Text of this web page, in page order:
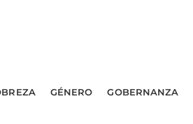
GÉNERO GOBERNANZA